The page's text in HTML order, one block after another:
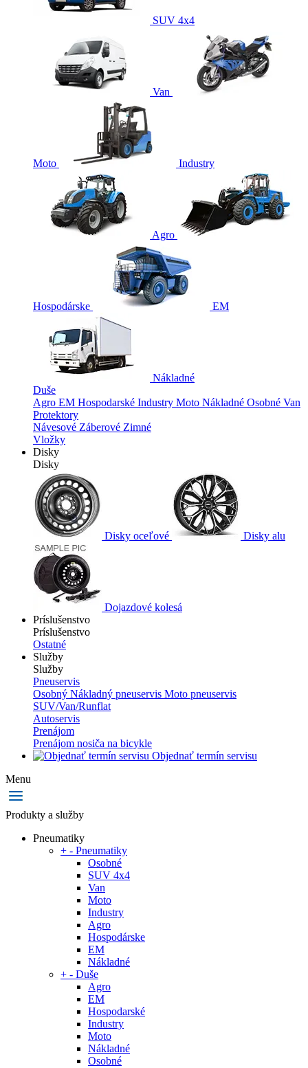
SUV 4x4
Van
Moto Industry
Agro
Hospodárske EM
Nákladné
Duše
Agro EM Hospodarské Industry Moto Nákladné Osobné Van
Protektory
Návesové Záberové Zimné
Vložky
Disky
Disky
Disky oceľové Disky alu
Dojazdové kolesá
Príslušenstvo
Príslušenstvo
Ostatné
Služby
Služby
Pneuservis
Osobný Nákladný pneuservis Moto pneuservis
SUV/Van/Runflat
Autoservis
Prenájom
Prenájom nosiča na bicykle
Objednať termín servisu
Menu
Produkty a služby
Pneumatiky
+ - Pneumatiky
Osobné
SUV 4x4
Van
Moto
Industry
Agro
Hospodárske
EM
Nákladné
+ - Duše
Agro
EM
Hospodarské
Industry
Moto
Nákladné
Osobné